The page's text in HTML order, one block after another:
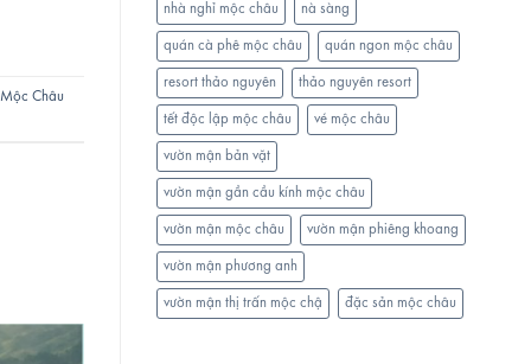
Mộc Châu
nhà nghỉ mộc châu nà sàng
quán cà phê mộc châu quán ngon mộc châu
resort thảo nguyên thảo nguyên resort
tết độc lập mộc châu vé mộc châu
vườn mận bản vặt
vườn mận gần cầu kính mộc châu
vườn mận mộc châu vườn mận phiêng khoang
vườn mận phương anh
vườn mận thị trấn mộc chậ đặc sản mộc châu